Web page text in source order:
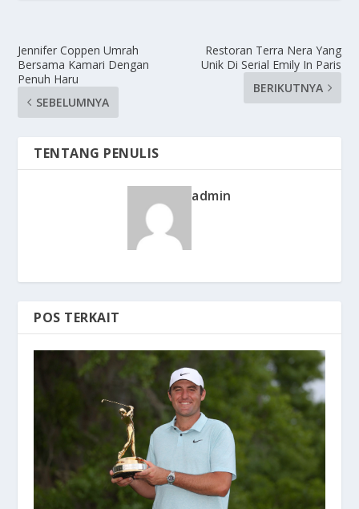
Jennifer Coppen Umrah
Bersama Kamari Dengan
Penuh Haru
SEBELUMNYA
Restoran Terra Nera Yang
Unik Di Serial Emily In Paris
BERIKUTNYA
TENTANG PENULIS
admin
POS TERKAIT